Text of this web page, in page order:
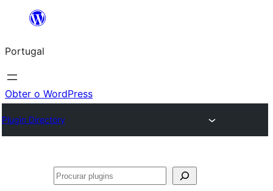
Saltar
o
conteúdo
Portugal
Obter o WordPress
Plugin Directory
Pesquisar